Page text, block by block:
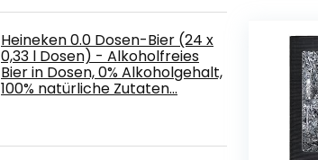
Heineken 0.0 Dosen-Bier (24 x
0,33 l Dosen) - Alkoholfreies
Bier in Dosen, 0% Alkoholgehalt,
100% natürliche Zutaten…